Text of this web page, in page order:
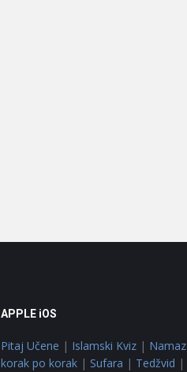
APPLE iOS
Pitaj Učene | Islamski Kviz | Namaz
korak po korak | Sufara | Tedžvid |